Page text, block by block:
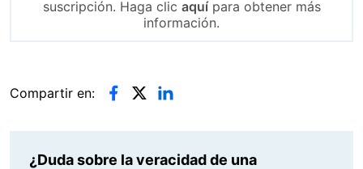
suscripción. Haga clic aquípara obtener más
información.
Compartir en:
¿Duda sobre la veracidad de una